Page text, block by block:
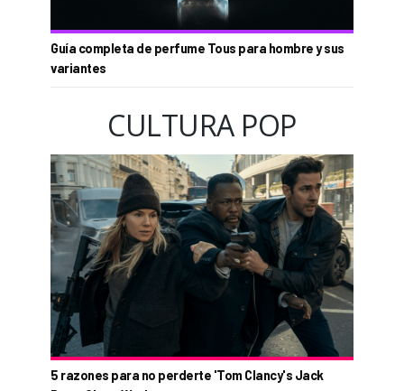
Guía completa de perfume Tous para hombre y sus
variantes
CULTURA POP
5 razones para no perderte 'Tom Clancy's Jack